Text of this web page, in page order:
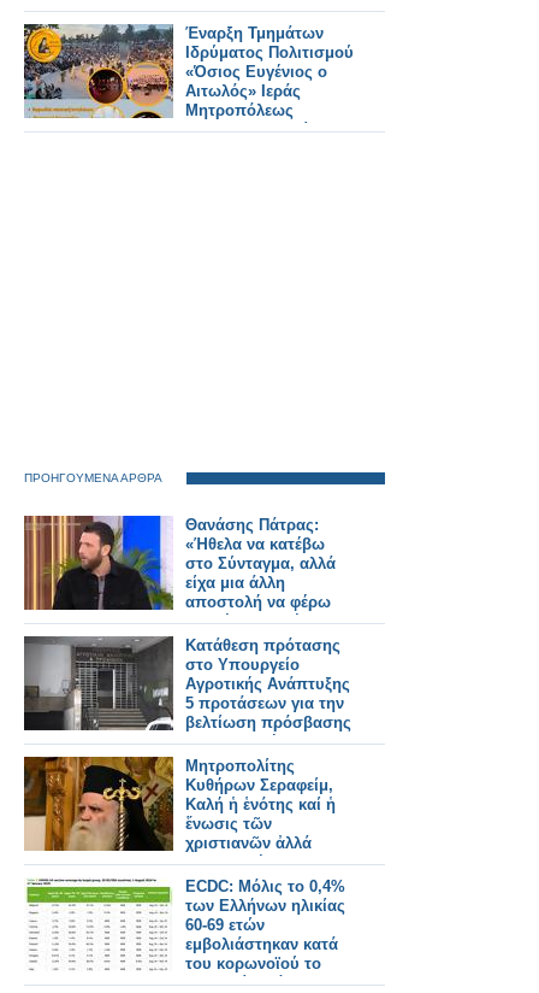
Έναρξη Τμημάτων
Ιδρύματος Πολιτισμού
«Όσιος Ευγένιος ο
Αιτωλός» Ιεράς
Μητροπόλεως
Αιτωλοακαρνανίας
ΠΡΟΗΓΟΥΜΕΝΑ ΑΡΘΡΑ
Θανάσης Πάτρας:
«Ήθελα να κατέβω
στο Σύνταγμα, αλλά
είχα μια άλλη
αποστολή να φέρω
εις πέρας - Βρέθηκα
στα Τέμπη »
Κατάθεση πρότασης
στο Υπουργείο
Αγροτικής Ανάπτυξης
5 προτάσεων για την
βελτίωση πρόσβασης
σε γεωργική γη και
κτηνοτροφικές
εκμεταλλεύσεις του
Δήμου Ξηρομέρου
Μητροπολίτης
Κυθήρων Σεραφείμ,
Καλή ἡ ἑνότης καί ἡ
ἕνωσις τῶν
χριστιανῶν ἀλλά
προϋποθέτει
ἀπαλλαγήν ἀπό τήν
πλάνην καί τήν
αἵρεσιν
ECDC: Μόλις το 0,4%
των Ελλήνων ηλικίας
60-69 ετών
εμβολιάστηκαν κατά
του κορωνοϊού το
τελευταίο εξάμηνο